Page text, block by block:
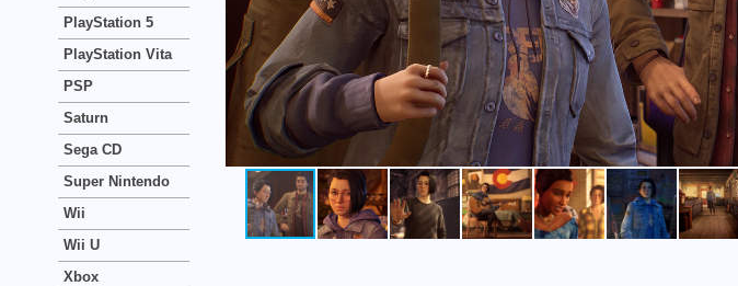
PlayStation 5
PlayStation Vita
PSP
Saturn
Sega CD
Super Nintendo
Wii
Wii U
Xbox